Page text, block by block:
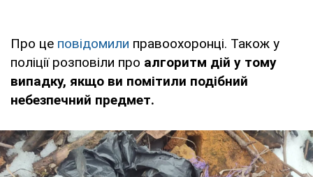
Про це повідомили правоохоронці. Також у
поліції розповіли про алгоритм дій у тому
випадку, якщо ви помітили подібний
небезпечний предмет.